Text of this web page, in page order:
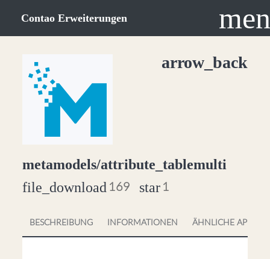
Contao Erweiterungen
metamodels/attribute_tablemulti
file_download 169 star 1
arrow_back
BESCHREIBUNG INFORMATIONEN ÄHNLICHE APPS